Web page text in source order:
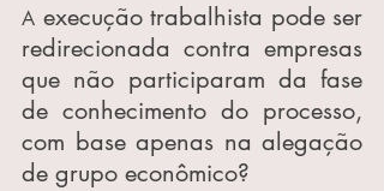
A execução trabalhista pode ser
redirecionada contra empresas
que não participaram da fase
de conhecimento do processo,
com base apenas na alegação
de grupo econômico?